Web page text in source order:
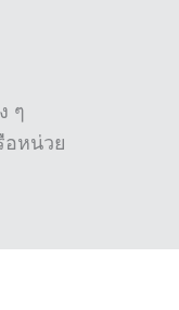
ๆ
หน่วย